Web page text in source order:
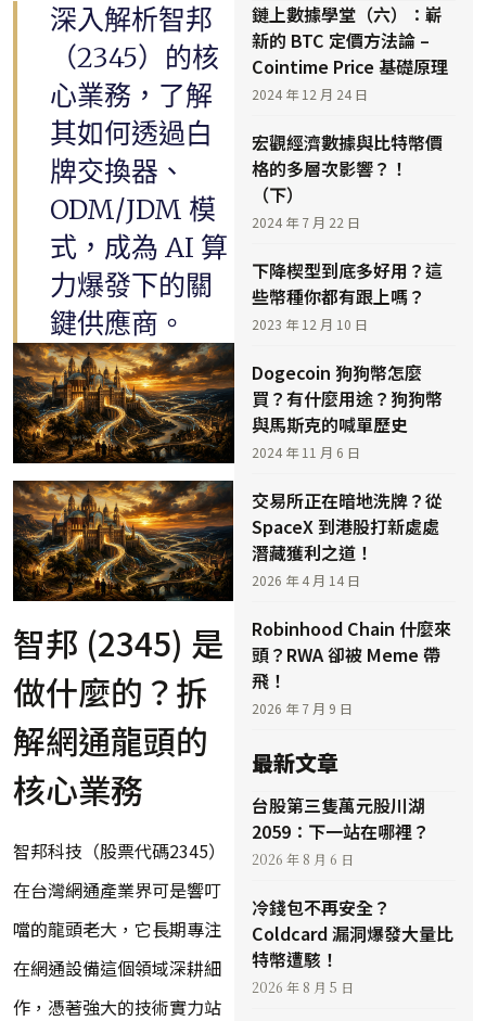
深入解析智邦
（2345）的核
心業務，了解
其如何透過白
牌交換器、
ODM/JDM 模
式，成為 AI 算
力爆發下的關
鍵供應商。
智邦 (2345) 是
做什麼的？拆
解網通龍頭的
核心業務
智邦科技（股票代碼2345）
在台灣網通產業界可是響叮
噹的龍頭老大，它長期專注
在網通設備這個領域深耕細
作，憑著強大的技術實力站
鏈上數據學堂（六）：嶄
新的 BTC 定價方法論 –
Cointime Price 基礎原理
2024 年 12 月 24 日
宏觀經濟數據與比特幣價
格的多層次影響？！
（下）
2024 年 7 月 22 日
下降楔型到底多好用？這
些幣種你都有跟上嗎？
2023 年 12 月 10 日
Dogecoin 狗狗幣怎麼
買？有什麼用途？狗狗幣
與馬斯克的喊單歷史
2024 年 11 月 6 日
交易所正在暗地洗牌？從
SpaceX 到港股打新處處
潛藏獲利之道！
2026 年 4 月 14 日
Robinhood Chain 什麼來
頭？RWA 卻被 Meme 帶
飛！
2026 年 7 月 9 日
最新文章
台股第三隻萬元股川湖
2059：下一站在哪裡？
2026 年 8 月 6 日
冷錢包不再安全？
Coldcard 漏洞爆發大量比
特幣遭駭！
2026 年 8 月 5 日